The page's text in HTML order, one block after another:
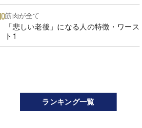
筋肉が全て
「悲しい老後」になる人の特徴・ワース
ト1
ランキング一覧